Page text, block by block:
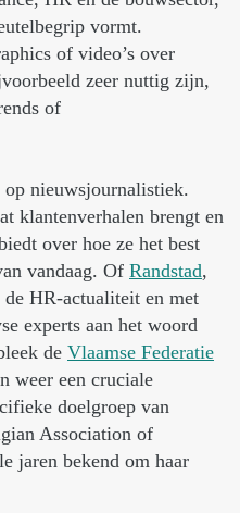
vormt.
of video’s over
zeer nuttig zijn,
of
nieuwsjournalistiek.
klantenverhalen brengt en
over hoe ze het best
vandaag. Of Randstad,
HR-actualiteit en met
experts aan het woord
de Vlaamse Federatie
weer een cruciale
doelgroep van
Association of
jaren bekend om haar